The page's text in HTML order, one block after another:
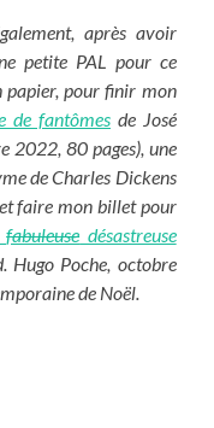
après avoir
petite PAL pour ce
papier, pour finir mon
de fantômesde José
2022, 80 pages), une
de Charles Dickens
faire mon billet pour
fabuleuse désastreuse
Hugo Poche, octobre
de Noël.